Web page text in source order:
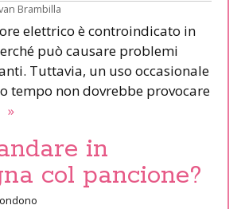
Brambilla
elettrico è controindicato in
può causare problemi
Tuttavia, un uso occasionale
tempo non dovrebbe provocare
»
in
col pancione?